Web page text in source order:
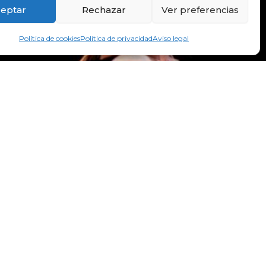
Rechazar Ver preferencias
Política de cookiesPolítica de privacidadAviso legal